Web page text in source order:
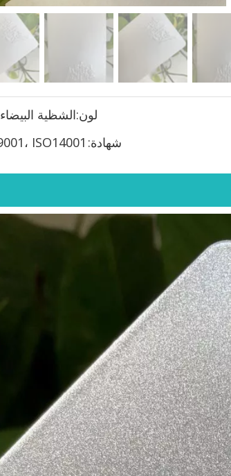
لون:الشظية البيضاء
شهادة: